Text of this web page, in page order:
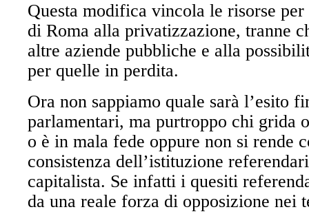
Questa modifica vincola le risorse
di Roma alla privatizzazione, tranne
altre aziende pubbliche e alla
per quelle in perdita.
Ora non sappiamo quale sarà l’esito
parlamentari, ma purtroppo chi grida
o è in mala fede oppure non si rende
consistenza dell’istituzione
capitalista. Se infatti i quesiti
da una reale forza di opposizione nei